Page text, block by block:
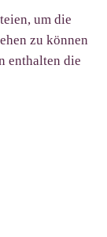
um die
zu können
enthalten die